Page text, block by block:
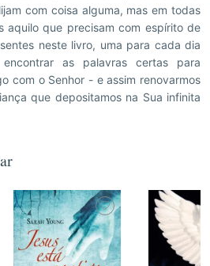
com coisa alguma, mas em todas
aquilo que precisam com espírito de
neste livro, uma para cada dia
as palavras certas para
com o Senhor - e assim renovarmos
que depositamos na Sua infinita